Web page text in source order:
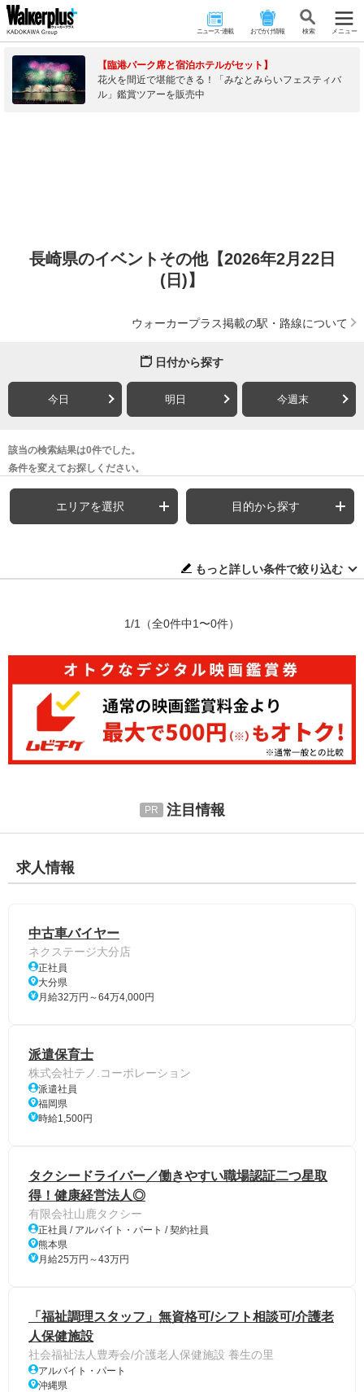
ニュース･連載 おでかけ情報 検 索 メニュー
【臨港パーク席と宿泊ホテルがセット】
花火を間近で堪能できる！「みなとみらいフェスティバ
ル」鑑賞ツアーを販売中
長崎県のイベントその他【2026年2月22日
(日)】
ウォーカープラス掲載の駅・路線について
日付から探す
今日 明日 今週末
該当の検索結果は0件でした。
条件を変えてお探しください。
エリアを選択 目的から探す
もっと詳しい条件で絞り込む
1/1 （全0件中1〜0件）
注目情報
求人情報
中古車バイヤー
ネクステージ大分店
正社員
大分県
月給32万円～64万4,000円
派遣保育士
株式会社テノ.コーポレーション
派遣社員
福岡県
時給1,500円
タクシードライバー／働きやすい職場認証二つ星取
得！健康経営法人◎
有限会社山鹿タクシー
正社員 / アルバイト・パート / 契約社員
熊本県
月給25万円～43万円
「福祉調理スタッフ」無資格可/シフト相談可/介護老
人保健施設
社会福祉法人豊寿会/介護老人保健施設 養生の里
アルバイト・パート
沖縄県